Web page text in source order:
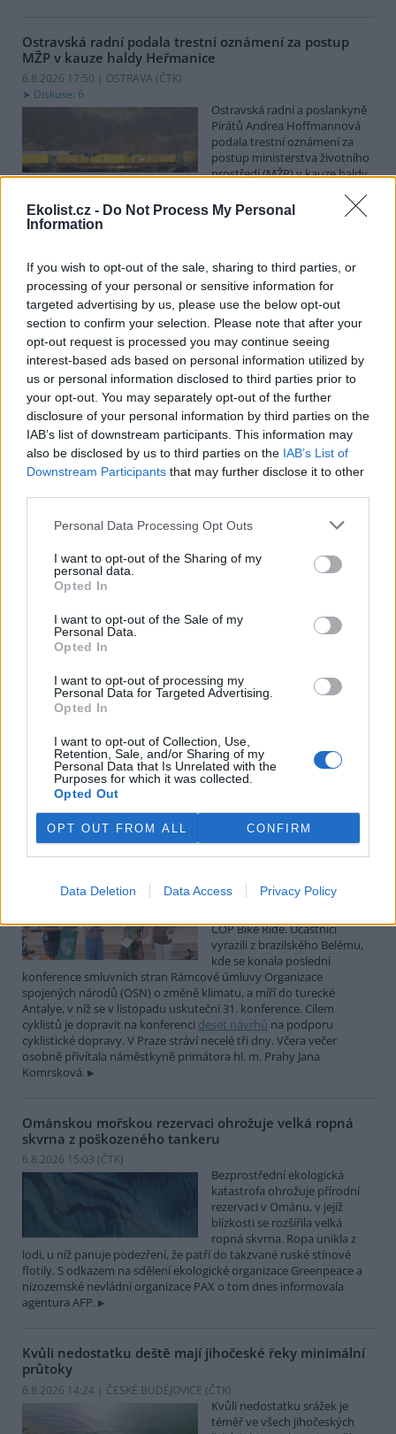
Ekolist.cz - Do Not Process My Personal
Information
If you wish to opt-out of the sale, sharing to third parties, or
processing of your personal or sensitive information for
targeted advertising by us, please use the below opt-out
section to confirm your selection. Please note that after your
opt-out request is processed you may continue seeing
interest-based ads based on personal information utilized by
us or personal information disclosed to third parties prior to
your opt-out. You may separately opt-out of the further
disclosure of your personal information by third parties on the
IAB’s list of downstream participants. This information may
also be disclosed by us to third parties on the IAB’s List of
Downstream Participants that may further disclose it to other
Personal Data Processing Opt Outs
I want to opt-out of the Sharing of my
personal data.
Opted In
I want to opt-out of the Sale of my
Personal Data.
Opted In
I want to opt-out of processing my
Personal Data for Targeted Advertising.
Opted In
I want to opt-out of Collection, Use,
Retention, Sale, and/or Sharing of my
Personal Data that Is Unrelated with the
Purposes for which it was collected.
Opted Out
OPT OUT FROM ALL CONFIRM
Data Deletion Data Access Privacy Policy
Ostravská radní podala trestní oznámení za postup
MŽP v kauze haldy Heřmanice
6.8.2026 17:50 | OSTRAVA (ČTK)
Diskuse: 6
Ostravská radní a poslankyně
Pirátů Andrea Hoffmannová
podala trestní oznámení za
postup ministerstva životního
prostředí (MŽP) v kauze haldy
pirátská strana. Požaduje, aby policie prověřila okolnosti odebrání
případu České inspekci životního prostředí (ČIŽP) a zastavení řízení.
dalším osobám, jejichž účast na popsaném postupu může být
zjištěna prověřováním. Stanovisko MŽP a ČIŽP ČTK shání.
Ředitelé odborů i mluvčí se z ČIŽP rozhodli odejít z
vlastní vůle, řekl Straka
ČTK )
Diskuse: 1
Ředitel odboru vnitřních
služeb Matěj Mrlina, vedoucí
služebního úřadu Oldřich
Jarolím a tisková mluvčí Miriam
Loužecká končí na České
inspekci životního prostředí (ČIŽP) z vlastní iniciativy. Na dotaz ČTK
to napsal nový ředitel inspekce Pavel Straka (za Motoristy). O jejich
Podle něj tak končí dva z pěti ředitelů odborů na ČIŽP.
Veterináři v horku ošetřují více zvířat, ohrožení jsou psi
se zploštělým čumákem
6.8.2026 15:15 (ČTK)
Veterináři v současných
podle nich patří plemena psů s
krátkou lebkou a zploštělým
čumákem, jako jsou například mopsi nebo buldočci, starší jedinci a
vyhledávají veterinární ošetření nejčastěji kvůli přehřátí organismu,
dehydrataci nebo kolapsu. ČTK to sdělila viceprezidentka Komory
veterinárních lékařů ČR Kateřina Valdhans.
Do Prahy dorazili jezdci cyklistické štafety, míří na
konferenci o klimatu
Do Prahy dnes dorazili jezdci
COP Bike Ride. Účastníci
vyrazili z brazilského Belému,
kde se konala poslední
konference smluvních stran Rámcové úmluvy Organizace
spojených národů (OSN) o změně klimatu, a míří do turecké
Antalye, v níž se v listopadu uskuteční 31. konference. Cílem
cyklistů je dopravit na konferenci deset návrhů na podporu
cyklistické dopravy. V Praze stráví necelé tři dny. Včera večer
osobně přivítala náměstkyně primátora hl. m. Prahy Jana
Komrsková.
Ománskou mořskou rezervaci ohrožuje velká ropná
skvrna z poškozeného tankeru
6.8.2026 15:03 (ČTK)
Bezprostřední ekologická
katastrofa ohrožuje přírodní
rezervaci v Ománu, v jejíž
blízkosti se rozšířila velká
ropná skvrna. Ropa unikla z
lodi, u níž panuje podezření, že patří do takzvané ruské stínové
flotily. S odkazem na sdělení ekologické organizace Greenpeace a
nizozemské nevládní organizace PAX o tom dnes informovala
agentura AFP.
Kvůli nedostatku deště mají jihočeské řeky minimální
průtoky
6.8.2026 14:24 | ČESKÉ BUDĚJOVICE (ČTK)
Kvůli nedostatku srážek je
téměř ve všech jihočeských